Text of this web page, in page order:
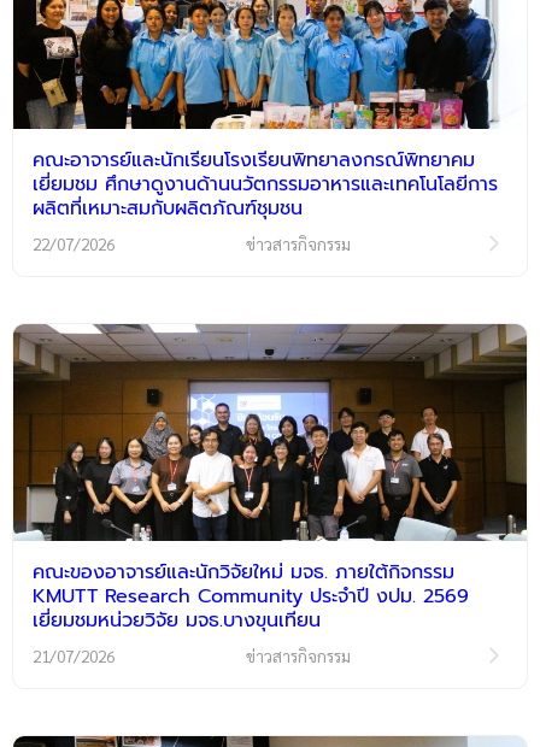
คณะอาจารย์และนักเรียนโรงเรียนพิทยาลงกรณ์พิทยาคม
เยี่ยมชม ศึกษาดูงานด้านนวัตกรรมอาหารและเทคโนโลยีการ
ผลิตที่เหมาะสมกับผลิตภัณฑ์ชุมชน
22/07/2026 ข่าวสารกิจกรรม
คณะของอาจารย์และนักวิจัยใหม่ มจธ. ภายใต้กิจกรรม
KMUTT Research Community ประจำปี งปม. 2569
เยี่ยมชมหน่วยวิจัย มจธ.บางขุนเทียน
21/07/2026 ข่าวสารกิจกรรม